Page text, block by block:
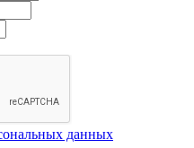
данных